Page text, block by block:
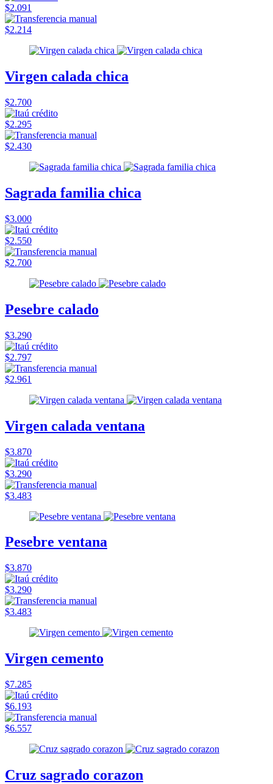
$2.091
$2.214
Virgen calada chica
$2.700
$2.295
$2.430
Sagrada familia chica
$3.000
$2.550
$2.700
Pesebre calado
$3.290
$2.797
$2.961
Virgen calada ventana
$3.870
$3.290
$3.483
Pesebre ventana
$3.870
$3.290
$3.483
Virgen cemento
$7.285
$6.193
$6.557
Cruz sagrado corazon